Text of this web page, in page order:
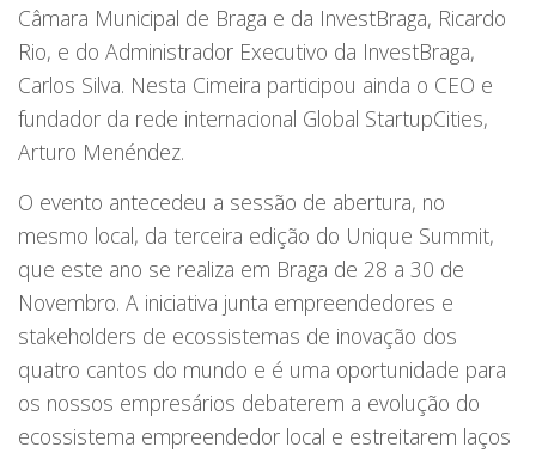
Câmara Municipal de Braga e da InvestBraga, Ricardo
Rio, e do Administrador Executivo da InvestBraga,
Carlos Silva. Nesta Cimeira participou ainda o CEO e
fundador da rede internacional Global StartupCities,
Arturo Menéndez.
O evento antecedeu a sessão de abertura, no
mesmo local, da terceira edição do Unique Summit,
que este ano se realiza em Braga de 28 a 30 de
Novembro. A iniciativa junta empreendedores e
stakeholders de ecossistemas de inovação dos
quatro cantos do mundo e é uma oportunidade para
os nossos empresários debaterem a evolução do
ecossistema empreendedor local e estreitarem laços